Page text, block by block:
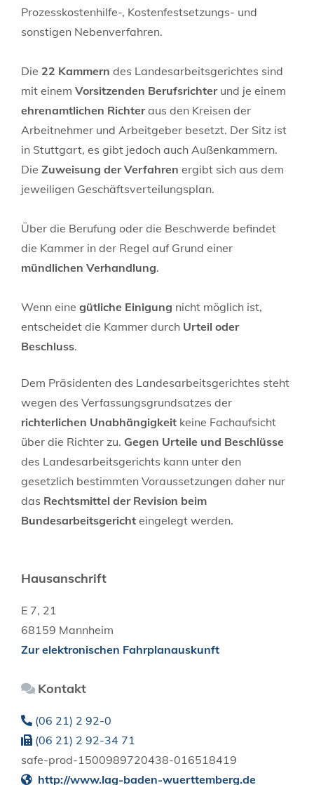
Prozesskostenhilfe-, Kostenfestsetzungs- und
sonstigen Nebenverfahren.
Die 22 Kammern des Landesarbeitsgerichtes sind
mit einem Vorsitzenden Berufsrichterund je einem
ehrenamtlichen Richteraus den Kreisen der
Arbeitnehmer und Arbeitgeber besetzt. Der Sitz ist
in Stuttgart, es gibt jedoch auch Außenkammern.
Die Zuweisung der Verfahren ergibt sich aus dem
jeweiligen Geschäftsverteilungsplan.
Über die Berufung oder die Beschwerde befindet
die Kammer in der Regel auf Grund einer
mündlichen Verhandlung.
Wenn eine gütliche Einigung nicht möglich ist,
entscheidet die Kammer durch Urteil oder
Beschluss.
Dem Präsidenten des Landesarbeitsgerichtes steht
wegen des Verfassungsgrundsatzes der
richterlichen Unabhängigkeit keine Fachaufsicht
über die Richter zu. Gegen Urteile und Beschlüsse
des Landesarbeitsgerichts kann unter den
gesetzlich bestimmten Voraussetzungen daher nur
das Rechtsmittel der Revision beim
Bundesarbeitsgericht eingelegt werden.
Hausanschrift
E 7, 21
68159 Mannheim
Zur elektronischen Fahrplanauskunft
Kontakt
(06 21) 2 92-0
(06 21) 2 92-34 71
safe-prod-1500989720438-016518419
http://www.lag-baden-wuerttemberg.de